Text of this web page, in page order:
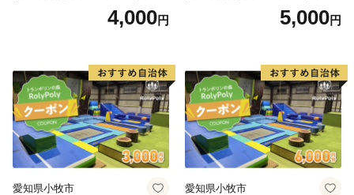
4,000円 5,000円
愛知県小牧市 愛知県小牧市